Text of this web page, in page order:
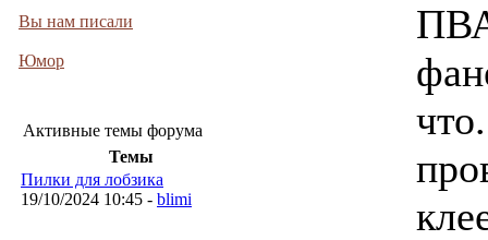
Вы нам писали
Юмор
Активные темы форума
Темы
Пилки для лобзика
19/10/2024 10:45 - blimi